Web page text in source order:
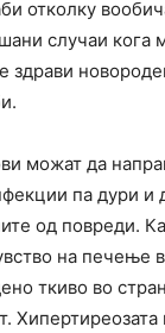
отколку
случаи кога
здрави
можат да
па дури и
од повреди.
на печење
ткиво во